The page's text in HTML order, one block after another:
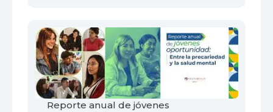
Reporte anual de jóvenes